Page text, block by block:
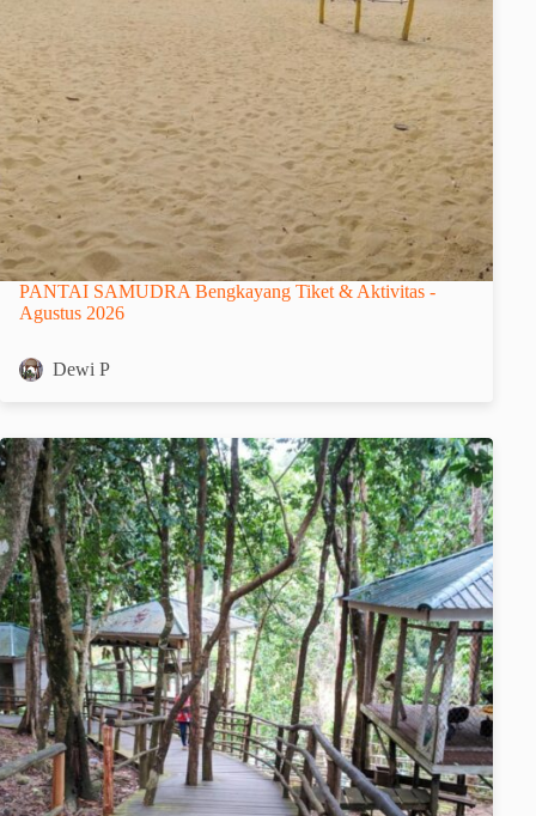
PANTAI SAMUDRA Bengkayang Tiket & Aktivitas -
Agustus 2026
Dewi P